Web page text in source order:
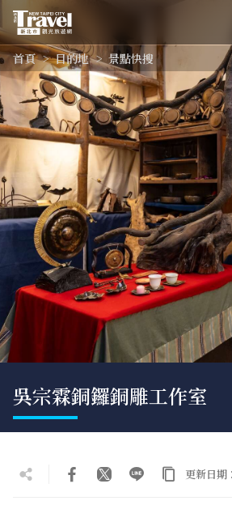
到
主
要
內
容
區
塊
首頁 目的地 景點快搜
吳宗霖銅鑼銅雕工作室
更新日